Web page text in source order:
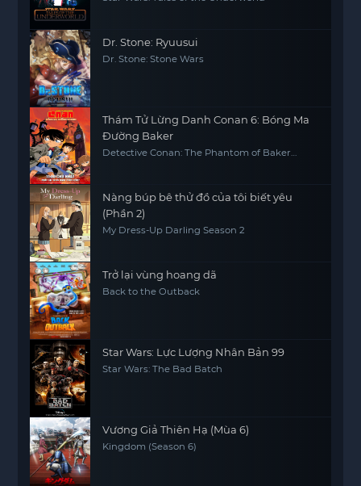
Dr. Stone: Ryuusui
Dr. Stone: Stone Wars
Thám Tử Lừng Danh Conan 6: Bóng Ma
Đường Baker
Detective Conan: The Phantom of Baker
Nàng búp bê thử đồ của tôi biết yêu
(Phần 2)
My Dress-Up Darling Season 2
Trở lại vùng hoang dã
Back to the Outback
Star Wars: Lực Lượng Nhân Bản 99
Star Wars: The Bad Batch
Vương Giả Thiên Hạ (Mùa 6)
Kingdom (Season 6)